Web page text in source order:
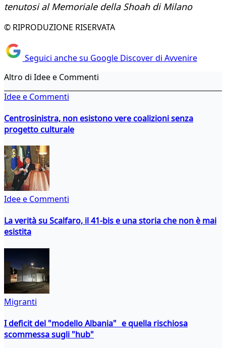
tenutosi al Memoriale della Shoah di Milano
© RIPRODUZIONE RISERVATA
Seguici anche su Google Discover di Avvenire
Altro di Idee e Commenti
Idee e Commenti
Centrosinistra, non esistono vere coalizioni senza
progetto culturale
Idee e Commenti
La verità su Scalfaro, il 41-bis e una storia che non è mai
esistita
Migranti
I deficit del "modello Albania" e quella rischiosa
scommessa sugli "hub"